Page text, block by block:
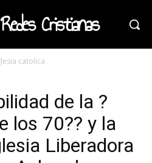
Redes Cristianas
catolica
de la ?
los 70?? y la
Liberadora